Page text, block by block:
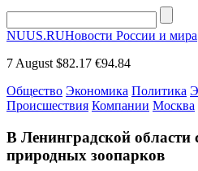
NUUS.RUНовости России и мира
7 August $82.17 €94.84
Общество Экономика Политика
Происшествия Компании Москва
В Ленинградской области
природных зоопарков